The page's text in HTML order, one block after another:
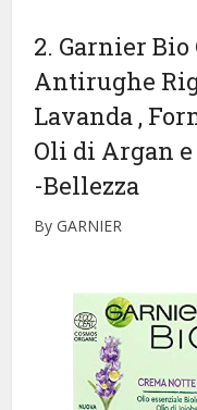
2. Garnier
Antirughe
Lavanda ,
Oli di Argan
-Bellezza
By GARNIER